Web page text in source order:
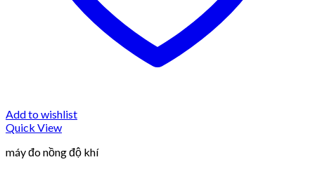
Add to wishlist
Quick View
máy đo nồng độ khí